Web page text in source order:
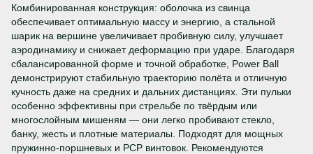
Комбинированная конструкция: оболочка из свинца
обеспечивает оптимальную массу и энергию, а стальной
шарик на вершине увеличивает пробивную силу, улучшает
аэродинамику и снижает деформацию при ударе. Благодаря
сбалансированной форме и точной обработке, Power Ball
демонстрируют стабильную траекторию полёта и отличную
кучность даже на средних и дальних дистанциях. Эти пульки
особенно эффективны при стрельбе по твёрдым или
многослойным мишеням — они легко пробивают стекло,
банку, жесть и плотные материалы. Подходят для мощных
пружинно-поршневых и PCP винтовок. Рекомендуются